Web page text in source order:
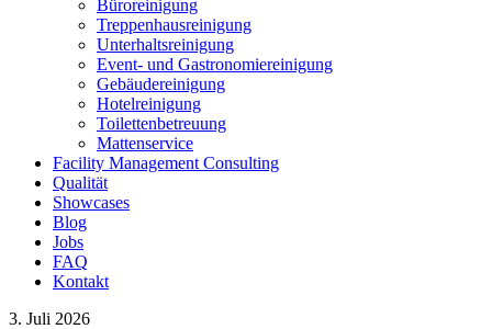
Büroreinigung
Treppenhausreinigung
Unterhaltsreinigung
Event- und Gastronomiereinigung
Gebäudereinigung
Hotelreinigung
Toilettenbetreuung
Mattenservice
Facility Management Consulting
Qualität
Showcases
Blog
Jobs
FAQ
Kontakt
3. Juli 2026